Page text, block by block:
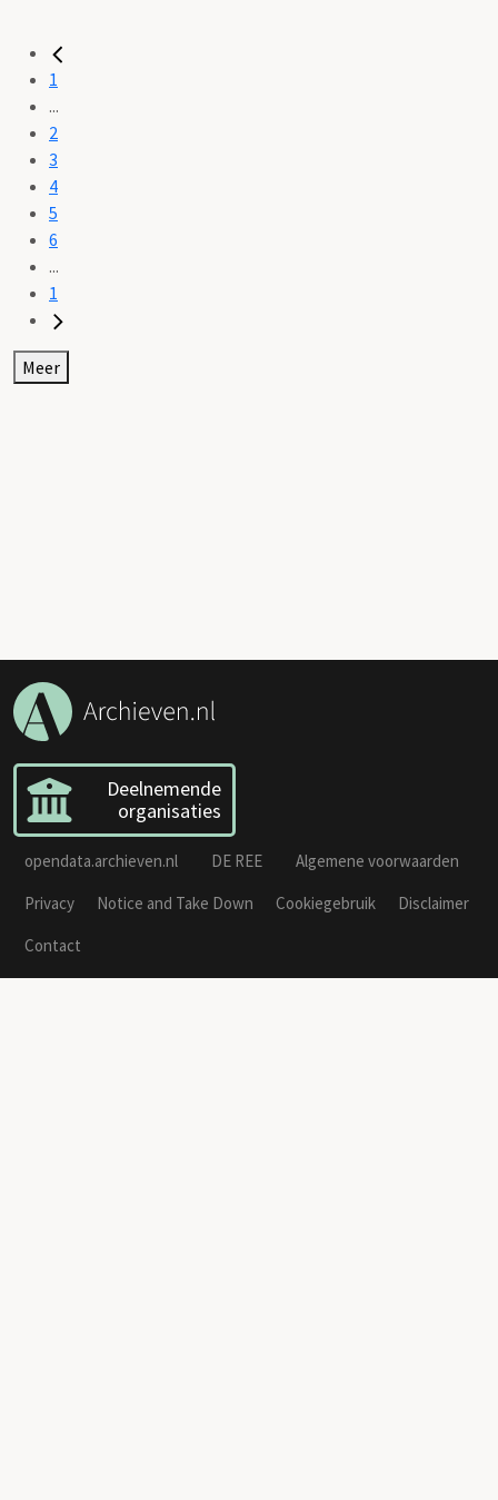
1
...
2
3
4
5
6
...
1
Meer
Deelnemende
organisaties
opendata.archieven.nl DE REE
Algemene voorwaarden
Privacy
Notice and Take Down Cookiegebruik
Disclaimer
Contact